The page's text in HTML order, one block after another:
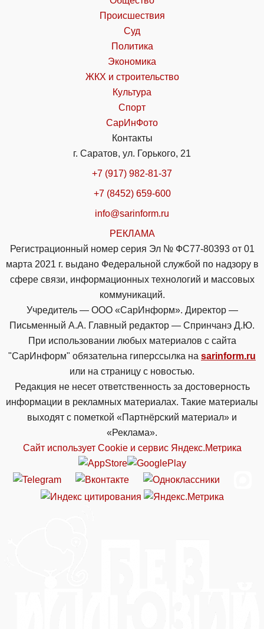
Происшествия
Суд
Политика
Экономика
ЖКХ и строительство
Культура
Спорт
СарИнФото
Контакты
г. Саратов, ул. Горького, 21
+7 (917) 982-81-37
+7 (8452) 659-600
info@sarinform.ru
РЕКЛАМА
Регистрационный номер серия Эл № ФС77-80393 от 01
марта 2021 г. выдано Федеральной службой по надзору в
сфере связи, информационных технологий и массовых
коммуникаций.
Учредитель — ООО «СарИнформ». Директор —
Письменный А.А. Главный редактор — Спринчанэ Д.Ю.
При использовании любых материалов с сайта
"СарИнформ" обязательна гиперссылка на sarinform.ru
или на страницу с новостью.
Редакция не несет ответственность за достоверность
информации в рекламных материалах. Такие материалы
выходят с пометкой «Партнёрский материал» и
«Реклама».
Сайт использует Cookie и сервиc Яндекс.Метрика